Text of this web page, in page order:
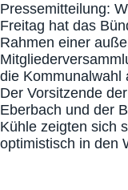
Pressemitteilung:
Freitag hat das
Rahmen einer
die Kommunalwahl
Der Vorsitzende
Eberbach und der
Kühle zeigten sich
optimistisch in den